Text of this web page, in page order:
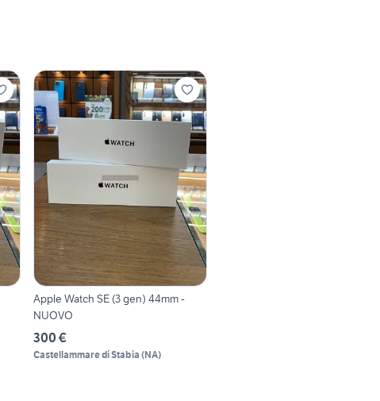
Apple Watch SE (3 gen) 44mm -
NUOVO
300 €
Castellammare di Stabia (NA)